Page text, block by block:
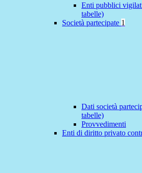
Enti pubblici
tabelle)
Società partecipate 1
Dati società
tabelle)
Provvedimenti
Enti di diritto privato